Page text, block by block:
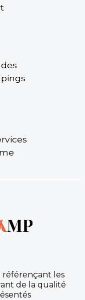
référençant les
de la qualité